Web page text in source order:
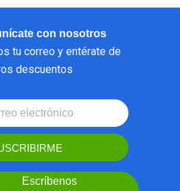
con nosotros
tu correo y entérate de
descuentos
Escríbenos